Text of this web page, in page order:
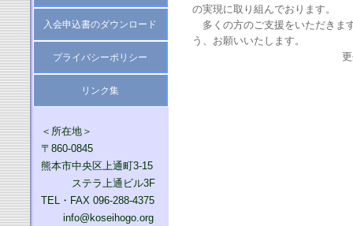
入会申込書のダウンロード
プライバシーポリシー
リンク集
＜所在地＞
〒860-0845
熊本市中央区上通町3-15
ステラ上通ビル3F
TEL・FAX 096-288-4375
info@koseihogo.org
の実現に取り組んでおります。
多くの方のご支援をいただきま
う、お願いいたします。